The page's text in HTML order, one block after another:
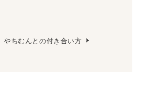
やちむんとの付き合い方